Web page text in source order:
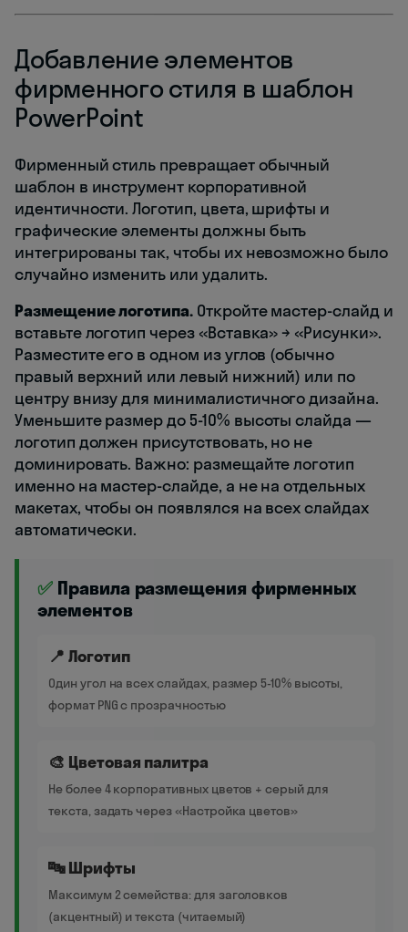
Добавление элементов
фирменного стиля в шаблон
PowerPoint
Фирменный стиль превращает обычный
шаблон в инструмент корпоративной
идентичности. Логотип, цвета, шрифты и
графические элементы должны быть
интегрированы так, чтобы их невозможно было
случайно изменить или удалить.
Размещение логотипа. Откройте мастер-слайд и
вставьте логотип через «Вставка» → «Рисунки».
Разместите его в одном из углов (обычно
правый верхний или левый нижний) или по
центру внизу для минималистичного дизайна.
Уменьшите размер до 5-10% высоты слайда —
логотип должен присутствовать, но не
доминировать. Важно: размещайте логотип
именно на мастер-слайде, а не на отдельных
макетах, чтобы он появлялся на всех слайдах
автоматически.
✅ Правила размещения фирменных
элементов
📍 Логотип
Один угол на всех слайдах, размер 5-10% высоты,
формат PNG с прозрачностью
🎨 Цветовая палитра
Не более 4 корпоративных цветов + серый для
текста, задать через «Настройка цветов»
🔤 Шрифты
Максимум 2 семейства: для заголовков
(акцентный) и текста (читаемый)